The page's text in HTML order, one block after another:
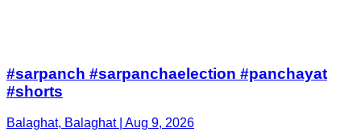
#sarpanch #sarpanchaelection #panchayat
#shorts
Balaghat, Balaghat | Aug 9, 2026